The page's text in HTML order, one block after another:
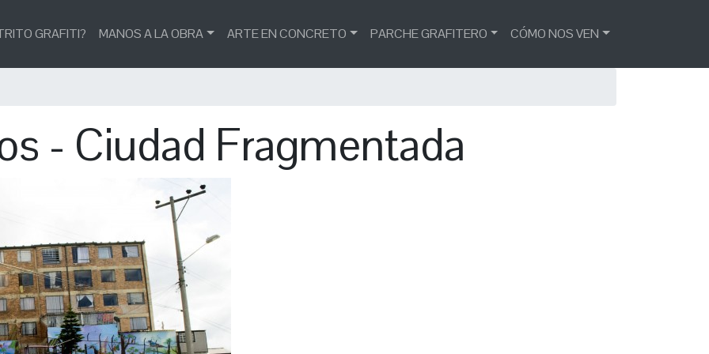
GRAFITI? MANOS A LA OBRA ARTE EN CONCRETO PARCHE GRAFITERO CÓMO NOS VEN
- Ciudad Fragmentada